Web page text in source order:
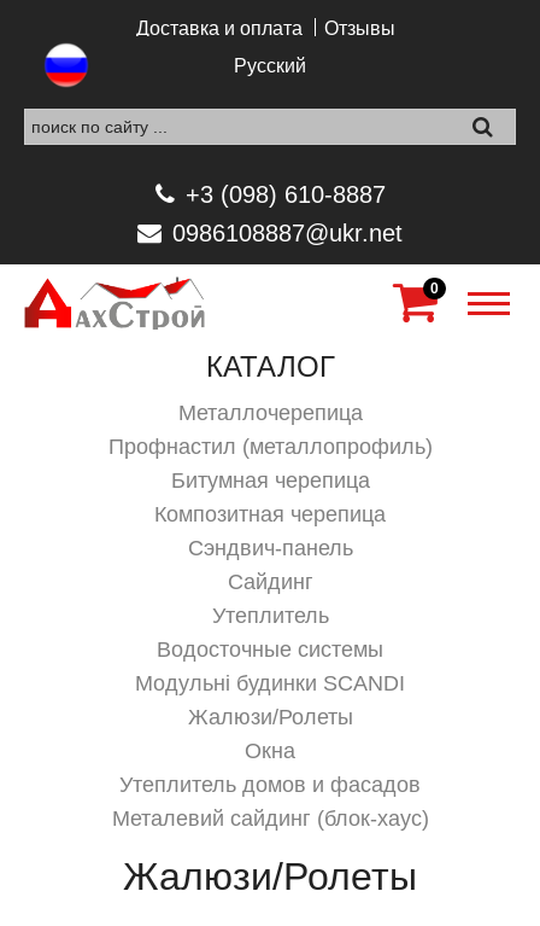
Доставка и оплата
Отзывы
Русский
+3 (098) 610-8887
0986108887@ukr.net
0
КАТАЛОГ
Металлочерепица
Профнастил (металлопрофиль)
Битумная черепица
Композитная черепица
Сэндвич-панель
Сайдинг
Утеплитель
Водосточные системы
Модульні будинки SCANDI
Жалюзи/Ролеты
Окна
Утеплитель домов и фасадов
Металевий сайдинг (блок-хаус)
Жалюзи/Ролеты